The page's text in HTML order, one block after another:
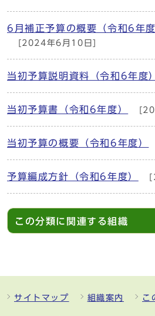
6月補正予算の概要（令和6年度
[2024年6月10日]
当初予算説明資料（令和6年度）
当初予算書（令和6年度）
当初予算の概要（令和6年度）
予算編成方針（令和6年度）
この分類に関連する組織
サイトマップ 組織案内 こ